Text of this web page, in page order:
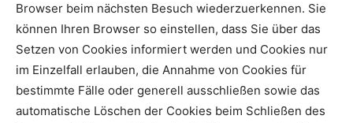
Browser beim nächsten Besuch wiederzuerkennen. Sie
können Ihren Browser so einstellen, dass Sie über das
Setzen von Cookies informiert werden und Cookies nur
im Einzelfall erlauben, die Annahme von Cookies für
bestimmte Fälle oder generell ausschließen sowie das
automatische Löschen der Cookies beim Schließen des